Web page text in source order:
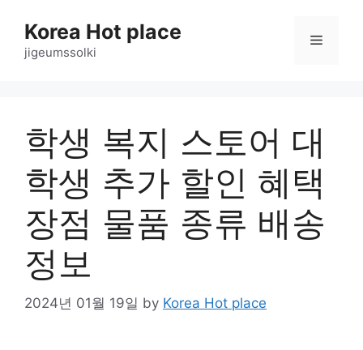
content
Korea Hot place
jigeumssolki
Menu
학생 복지 스토어 대
학생 추가 할인 혜택
장점 물품 종류 배송
정보
2024년 01월 19일 by Korea Hot place